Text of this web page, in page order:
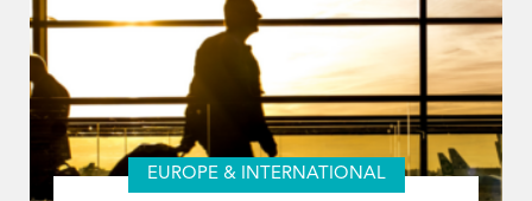
EUROPE & INTERNATIONAL